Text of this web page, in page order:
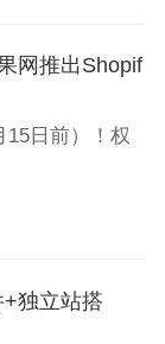
网推出Shopif
日前）！权
独立站搭